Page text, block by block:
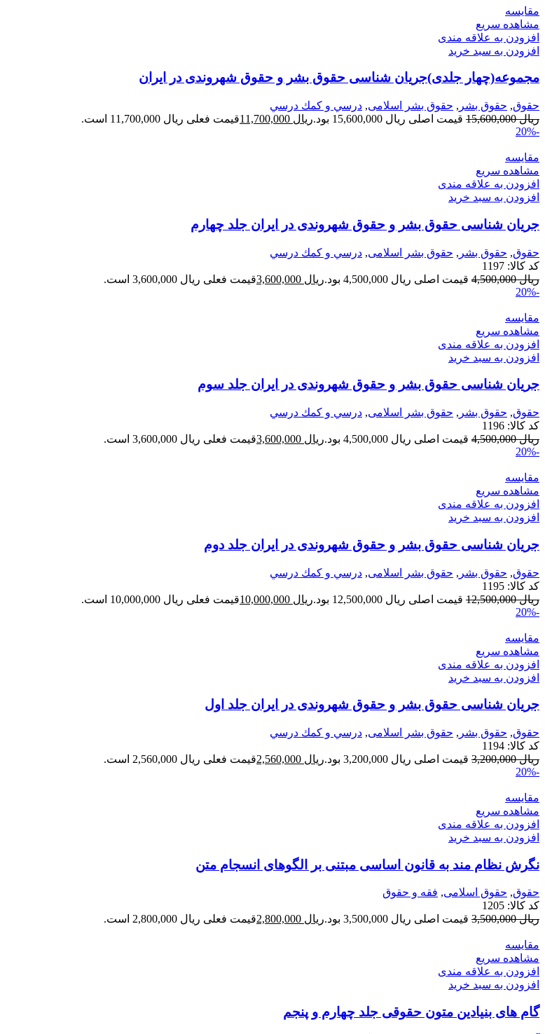
مقایسه
مشاهده سریع
افزودن به علاقه مندی
افزودن به سبد خرید
مجموعه(چهار جلدی)جریان شناسی حقوق بشر و حقوق شهروندی در ایران
حقوق, حقوق بشر , حقوق بشر اسلامی, درسي و كمك درسي
ریال15,600,000 قیمت اصلی ریال 15,600,000 بود. ریال
قیمت فعلی ریال 11,700,000 است.
-20%
مقایسه
مشاهده سریع
افزودن به علاقه مندی
افزودن به سبد خرید
جریان شناسی حقوق بشر و حقوق شهروندی در ایران جلد چهارم
حقوق, حقوق بشر , حقوق بشر اسلامی, درسي و كمك درسي
کد کالا: 1197
ریال4,500,000 قیمت اصلی ریال 4,500,000 بود. ریال
قیمت فعلی ریال 3,600,000 است.
-20%
مقایسه
مشاهده سریع
افزودن به علاقه مندی
افزودن به سبد خرید
جریان شناسی حقوق بشر و حقوق شهروندی در ایران جلد سوم
حقوق, حقوق بشر , حقوق بشر اسلامی, درسي و كمك درسي
کد کالا: 1196
ریال4,500,000 قیمت اصلی ریال 4,500,000 بود. ریال
قیمت فعلی ریال 3,600,000 است.
-20%
مقایسه
مشاهده سریع
افزودن به علاقه مندی
افزودن به سبد خرید
جریان شناسی حقوق بشر و حقوق شهروندی در ایران جلد دوم
حقوق, حقوق بشر , حقوق بشر اسلامی, درسي و كمك درسي
کد کالا: 1195
ریال12,500,000 قیمت اصلی ریال 12,500,000 بود. ریال
قیمت فعلی ریال 10,000,000 است.
-20%
مقایسه
مشاهده سریع
افزودن به علاقه مندی
افزودن به سبد خرید
جریان شناسی حقوق بشر و حقوق شهروندی در ایران جلد اول
حقوق, حقوق بشر , حقوق بشر اسلامی, درسي و كمك درسي
کد کالا: 1194
ریال3,200,000 قیمت اصلی ریال 3,200,000 بود. ریال
قیمت فعلی ریال 2,560,000 است.
-20%
مقایسه
مشاهده سریع
افزودن به علاقه مندی
افزودن به سبد خرید
نگرش نظام مند به قانون اساسی مبتنی بر الگوهای انسجام متن
حقوق, حقوق اسلامی, فقه و حقوق
کد کالا: 1205
ریال3,500,000 قیمت اصلی ریال 3,500,000 بود. ریال قیمت فعلی ریال 2,800,000 است.
مقایسه
مشاهده سریع
افزودن به علاقه مندی
افزودن به سبد خرید
گام های بنیادین متون حقوقی جلد چهارم و پنجم